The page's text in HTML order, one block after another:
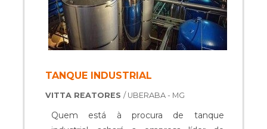
TANQUE INDUSTRIAL
VITTA REATORES / UBERABA - MG
Quem está à procura de tanque